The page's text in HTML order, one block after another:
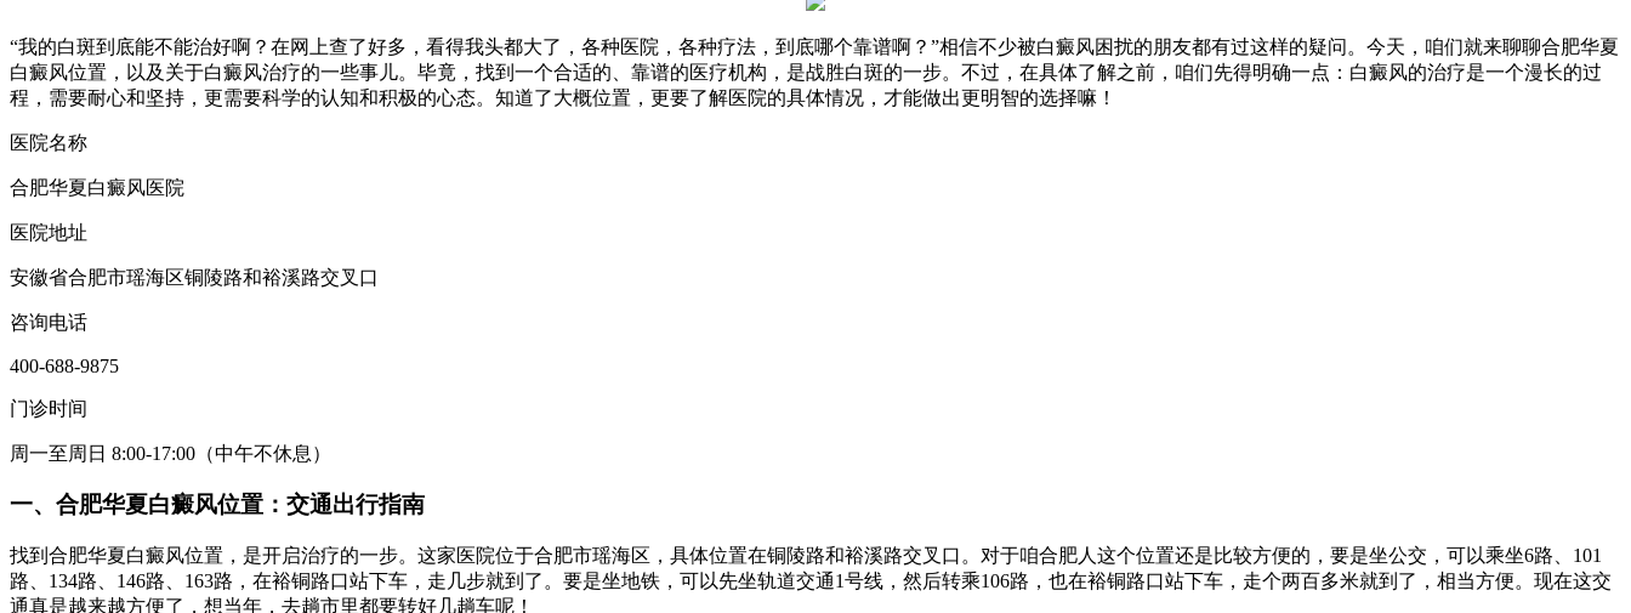
“我的白斑到底能不能治好啊？在网上查了好多，看得我头都大了，各种医院，各种疗法，到底哪个靠谱啊？”相信不少被白癜风困扰的朋友都有过这样的疑问。今天，咱们就来聊聊合肥华夏
白癜风位置，以及关于白癜风治疗的一些事儿。毕竟，找到一个合适的、靠谱的医疗机构，是战胜白斑的一步。不过，在具体了解之前，咱们先得明确一点：白癜风的治疗是一个漫长的过
程，需要耐心和坚持，更需要科学的认知和积极的心态。知道了大概位置，更要了解医院的具体情况，才能做出更明智的选择嘛！
医院名称
合肥华夏白癜风医院
医院地址
安徽省合肥市瑶海区铜陵路和裕溪路交叉口
咨询电话
400-688-9875
门诊时间
周一至周日 8:00-17:00（中午不休息）
一、合肥华夏白癜风位置：交通出行指南
找到合肥华夏白癜风位置，是开启治疗的一步。这家医院位于合肥市瑶海区，具体位置在铜陵路和裕溪路交叉口。对于咱合肥人这个位置还是比较方便的，要是坐公交，可以乘坐6路、101
路、134路、146路、163路，在裕铜路口站下车，走几步就到了。要是坐地铁，可以先坐轨道交通1号线，然后转乘106路，也在裕铜路口站下车，走个两百多米就到了，相当方便。现在这交
通真是越来越方便了，想当年，去趟市里都要转好几趟车呢！